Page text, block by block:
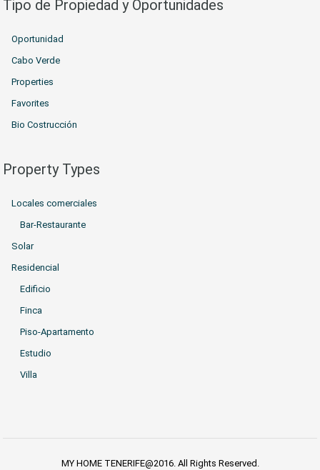
Tipo de Propiedad y Oportunidades
Oportunidad
Cabo Verde
Properties
Favorites
Bio Costrucción
Property Types
Locales comerciales
Bar-Restaurante
Solar
Residencial
Edificio
Finca
Piso-Apartamento
Estudio
Villa
MY HOME TENERIFE@2016. All Rights Reserved.